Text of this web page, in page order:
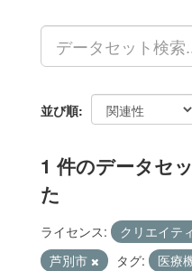
並び順
1 件のデータセ
た
ライセンス: クリエイテ
芦別市
タグ:
医療